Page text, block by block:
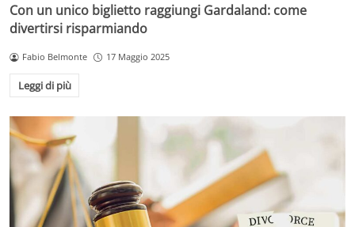
Con un unico biglietto raggiungi Gardaland: come
divertirsi risparmiando
Fabio Belmonte 17 Maggio 2025
Leggi di più